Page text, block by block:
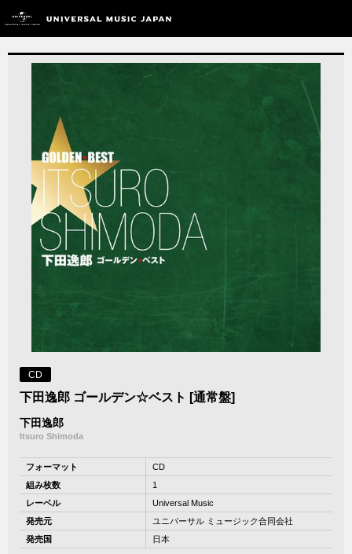
CD
下田逸郎 ゴールデン☆ベスト [通常盤]
下田逸郎
Itsuro Shimoda
フォーマット
CD
組み枚数
1
レーベル
Universal Music
発売元
ユニバーサル ミュージック合同会社
発売国
日本